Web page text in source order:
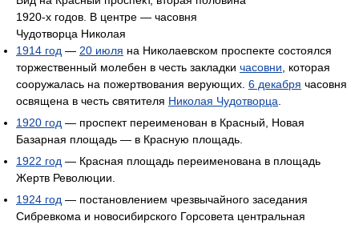
1920-х годов. В центре — часовня
Чудотворца Николая
1914 год — 20 июля на Николаевском проспекте состоялся
торжественный молебен в честь закладки часовни , которая
сооружалась на пожертвования верующих. 6 декабря часовня
освящена в честь святителя Николая Чудотворца
1920 год — проспект переименован в Красный, Новая
Базарная площадь — в Красную площадь.
1922 год — Красная площадь переименована в площадь
Жертв Революции.
1924 год — постановлением чрезвычайного заседания
Сибревкома и новосибирского Горсовета центральная